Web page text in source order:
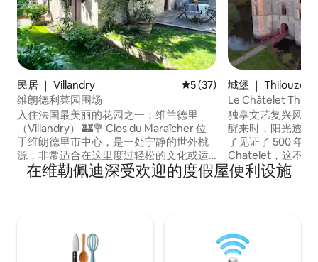
民居 ｜ Villandry 平均评分 5 分（满分 5 分）
5 (37)
维朗德利菜园围场
入住法国最美丽的花园之一：维兰德里
（Villandry） 🏰💐 Clos du Maraîcher 位
于维朗德里市中心，是一处宁静的世外桃
源，非常适合在这里度过轻松的文化或运
动假期。 地理位置优越，非常适合游览该
地区。 我们这栋装潢精美的“乡村时尚”房
城堡 ｜ Thilouze
Le Châtelet
独享文艺复兴风格
醒来时，阳光透过
了见证了 500 年
Chatelet，这不是
我们的文艺复兴风
谷中心，300 多年
在维勒佩迪深受欢迎的度假屋便利设施